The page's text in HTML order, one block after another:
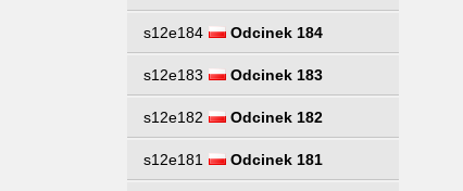
s12e184 Odcinek 184
s12e183 Odcinek 183
s12e182 Odcinek 182
s12e181 Odcinek 181